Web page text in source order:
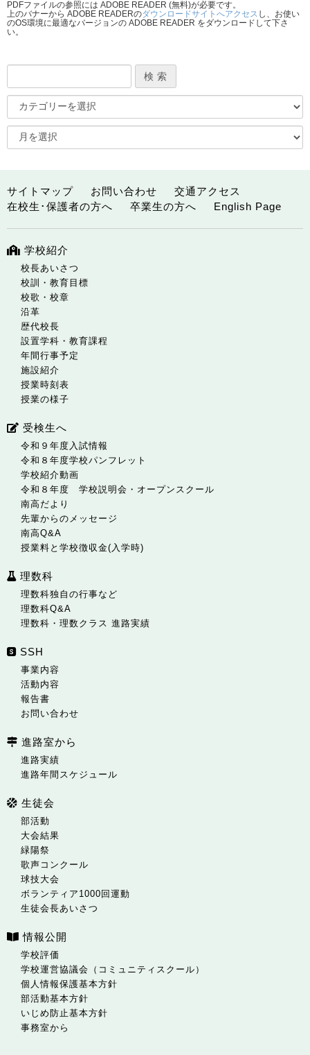
PDFファイルの参照には ADOBE READER (無料)が必要です。
上のバナーから ADOBE READERのダウンロードサイトへアクセス し、お使い
のOS環境に最適なバージョンの ADOBE READER をダウンロードして下さ
い。
サイトマップ お問い合わせ
交通アクセス
在校生･保護者の方へ
卒業生の方へ English Page
学校紹介
校長あいさつ
校訓・教育目標
校歌・校章
沿革
歴代校長
設置学科・教育課程
年間行事予定
施設紹介
授業時刻表
授業の様子
受検生へ
令和９年度入試情報
令和８年度学校パンフレット
学校紹介動画
令和８年度 学校説明会・オープンスクール
南高だより
先輩からのメッセージ
南高Q&A
授業料と学校徴収金(入学時)
理数科
理数科独自の行事など
理数科Q&A
理数科・理数クラス 進路実績
SSH
事業内容
活動内容
報告書
お問い合わせ
進路室から
進路実績
進路年間スケジュール
生徒会
部活動
大会結果
緑陽祭
歌声コンクール
球技大会
ボランティア1000回運動
生徒会長あいさつ
情報公開
学校評価
学校運営協議会（コミュニティスクール）
個人情報保護基本方針
部活動基本方針
いじめ防止基本方針
事務室から